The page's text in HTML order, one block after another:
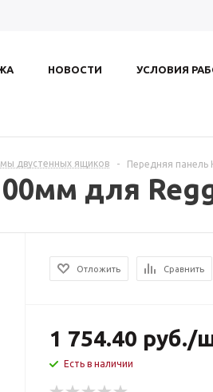
НОВОСТИ УСЛОВИЯ
двустенных ящиков - Передняя панель
для
Отложить Сравнить
1 754.40 руб./
Есть в наличии